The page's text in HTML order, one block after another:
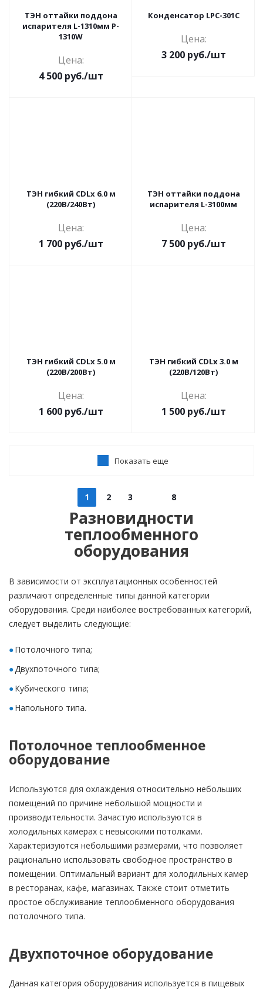
ТЭН оттайки поддона
испарителя L-1310мм P-
1310W
Цена:
4 500руб./шт
Конденсатор LPC-301C
Цена:
3 200руб./шт
ТЭН гибкий CDLx 6.0 м
(220В/240Вт)
Цена:
1 700руб./шт
ТЭН оттайки поддона
испарителя L-3100мм
Цена:
7 500руб./шт
ТЭН гибкий CDLx 5.0 м
(220В/200Вт)
Цена:
1 600руб./шт
ТЭН гибкий CDLx 3.0 м
(220В/120Вт)
Цена:
1 500руб./шт
Показать еще
1 2 3 8
Разновидности
теплообменного
оборудования
В зависимости от эксплуатационных особенностей
различают определенные типы данной категории
оборудования. Среди наиболее востребованных категорий,
следует выделить следующие:
Потолочного типа;
Двухпоточного типа;
Кубического типа;
Напольного типа.
Потолочное теплообменное
оборудование
Используются для охлаждения относительно небольших
помещений по причине небольшой мощности и
производительности. Зачастую используются в
холодильных камерах с невысокими потолками.
Характеризуются небольшими размерами, что позволяет
рационально использовать свободное пространство в
помещении. Оптимальный вариант для холодильных камер
в ресторанах, кафе, магазинах. Также стоит отметить
простое обслуживание теплообменного оборудования
потолочного типа.
Двухпоточное оборудование
Данная категория оборудования используется в пищевых